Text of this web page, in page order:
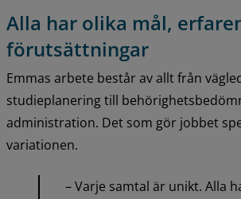
Alla har olika mål,
förutsättningar
Emmas arbete består av allt från
studieplanering till
administration. Det som gör jobbet
variationen.
– Varje samtal är unikt. Alla